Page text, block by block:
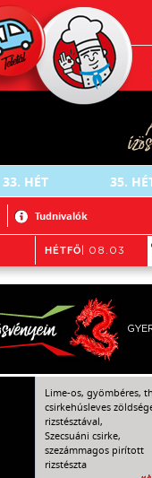
33. HÉT 35.
Tudnivalók
HÉTFŐ | 08.03
Lime-os, gyömbéres,
csirkehúsleves
rizstésztával,
Szecsuáni csirke,
szezámmagos pirított
rizstészta